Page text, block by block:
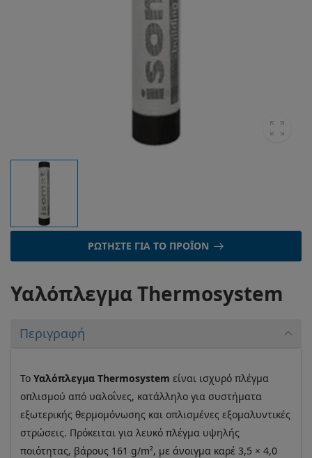
ΡΩΤΉΣΤΕ ΓΙΑ ΤΟ ΠΡΟΪΌΝ
Υαλόπλεγμα Thermosystem
Περιγραφή
Το Υαλόπλεγμα Thermosystem είναι ισχυρό πλέγμα
οπλισμού από υαλοΐνες, κατάλληλο για συστήματα
εξωτερικής θερμομόνωσης και οπλισμένες εξομαλυντικές
στρώσεις. Πρόκειται για λευκό πλέγμα υψηλής
ποιότητας, βάρους 161 g/m², με άνοιγμα καρέ 3,5 × 4,0